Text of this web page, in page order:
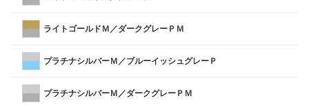
ライトゴールドＭ／ダークグレーＰＭ
プラチナシルバーＭ／ブルーイッシュグレーＰ
プラチナシルバーＭ／ダークグレーＰＭ